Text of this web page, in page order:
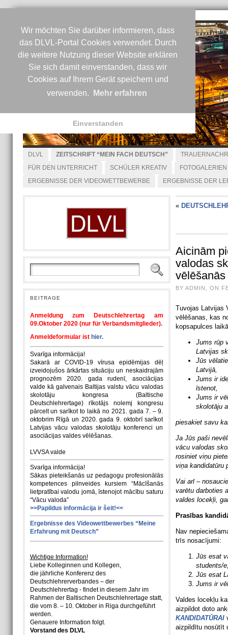
Wir möchten Sie darüber informieren, dass
das DLVL-Portal Cookies verwendet. Durch
die weitere Nutzung dieser Website erklären
Sie sich damit einverstanden, dass wir
Cookies auf Ihrem Gerät speichern und
verwenden.
Mehr erfahren
Einverstanden
DLVL ZEITSCHRIFT “MEIN FACH DEUTSCH”
FÜR DEN UNTERRICHT
SCHÜLER KREATIV
FOTOGALERIEN
ERGEBNISSE DER VIDEOWETTBEWERBE
ERGEBNISSE DER
BEITRAGE
Anmeldung zum Deutschlehrertag am
09.Oktober 2020 (nur für Verbandsmitglieder).
Anmeldeformular ist hier.
Svarīga informācija!
Sakarā ar COVID-19 vīrusa epidēmijas dēļ
izveidojušos ārkārtas situāciju un neskaidrajām
prognozēm 2020. gada rudenī, asociācijas
valde kā galvenais Baltijas valstu vācu valodas
skolotāju kongresa (Baltische
Deutschlehrertage) rīkotājs nolemj kongresu
pārcelt un sarīkot to laikā no 2021. gada 7. – 9.
oktobrim Rīgā un 2020. gada 9. oktobrī sarīkot
Latvijas vācu valodas skolotāju konferenci un
asociācijas valdes vēlēšanas.
LVVSA valde
Svarīga informācija!
Sākas pieteikšanās uz pedagogu profesionālās
kompetences pilnveides kursiem “Mācīšanās
lietpratībai valodu jomā, īstenojot mācību saturu
“Vācu valoda”
>>Papildus informācija ir šeit!<<
Ergebnisse des Videowettbewerbes “Meine
Erfahrung mit Deutsch”
Wichtige Information!
Liebe Kolleginnen und Kollegen,
die jährliche Konferenz des
Deutschlehrerverbandes – der
Deutschlehrertag - findet in diesem Jahr im
Rahmen der Baltischen Deutschlehrertage statt,
die vom 8. – 10. Oktober in Riga durchgeführt
werden.
Genauere Information folgt.
Vorstand des DLVL
«
Aicinām
valodas
vēlēšanās
BY ADMIN, ON
Tuvojas Latvijas
vēlēšanas, kas
kopsapulces
Jums rūp
Latvijas
Jūs
Latvijā,
Jums ir
īstenot,
Jums ir
skolotāju
piesakiet savu
Ja Jūs paši
vācu valodas
rosiniet viņu
viņa kandidatūru
Vai arī –
varētu darboties
valdes locekļi,
Prasības
Nav
trīs nosacījumi:
Jūs esat
students/
Jūs esat
Jums ir
Valdes locekļu
aizpildot doto
KANDIDATŪRAI
aizpildītu nosūtīt